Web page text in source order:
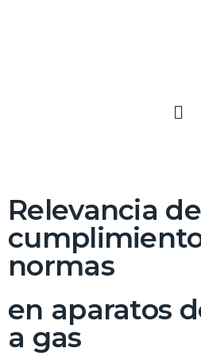
Relevancia
normas
en aparatos
a gas